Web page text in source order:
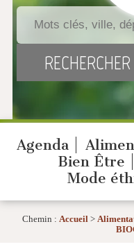
Agenda
Bien Être
Mode
Chemin : Accueil>